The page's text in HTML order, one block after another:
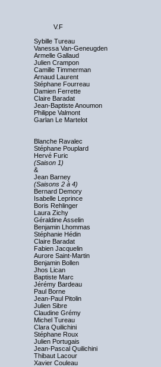
V.F
Sybille Tureau
Vanessa Van-Geneugden
Armelle Gallaud
Julien Crampon
Camille Timmerman
Arnaud Laurent
Stéphane Fourreau
Damien Ferrette
Claire Baradat
Jean-Baptiste Anoumon
Philippe Valmont
Garlan Le Martelot
Blanche Ravalec
Stéphane Pouplard
Hervé Furic
(Saison 1)
&
Jean Barney
(Saisons 2 à 4)
Bernard Demory
Isabelle Leprince
Boris Rehlinger
Laura Zichy
Géraldine Asselin
Benjamin Lhommas
Stéphanie Hédin
Claire Baradat
Fabien Jacquelin
Aurore Saint-Martin
Benjamin Bollen
Jhos Lican
Baptiste Marc
Jérémy Bardeau
Paul Borne
Jean-Paul Pitolin
Julien Sibre
Claudine Grémy
Michel Tureau
Clara Quilichini
Stéphane Roux
Julien Portugais
Jean-Pascal Quilichini
Thibaut Lacour
Xavier Couleau